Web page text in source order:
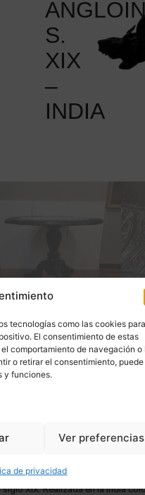
tecnologías como las cookies para
El consentimiento de estas
comportamiento de navegación o
o retirar el consentimiento, puede
y funciones.
Ver preferencias
de privacidad
S.
XIX
–
INDIA
XIX. Realizada en la India